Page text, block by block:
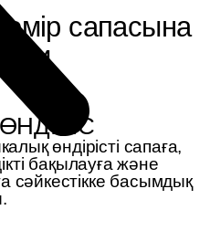
өмір сапасына
өндірісті сапаға,
бақылауға және
сәйкестікке басымдық